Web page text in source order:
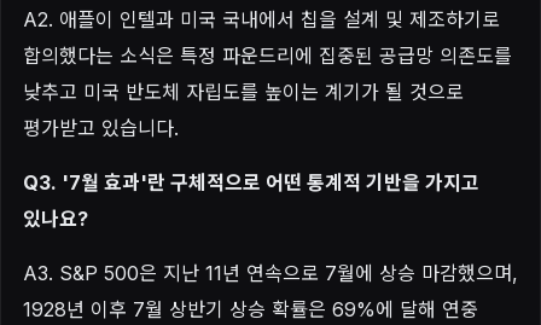
A2. 애플이 인텔과 미국 국내에서 칩을 설계 및 제조하기로
합의했다는 소식은 특정 파운드리에 집중된 공급망 의존도를
낮추고 미국 반도체 자립도를 높이는 계기가 될 것으로
평가받고 있습니다.
Q3. '7월 효과'란 구체적으로 어떤 통계적 기반을 가지고
있나요?
A3. S&P 500은 지난 11년 연속으로 7월에 상승 마감했으며,
1928년 이후 7월 상반기 상승 확률은 69%에 달해 연중